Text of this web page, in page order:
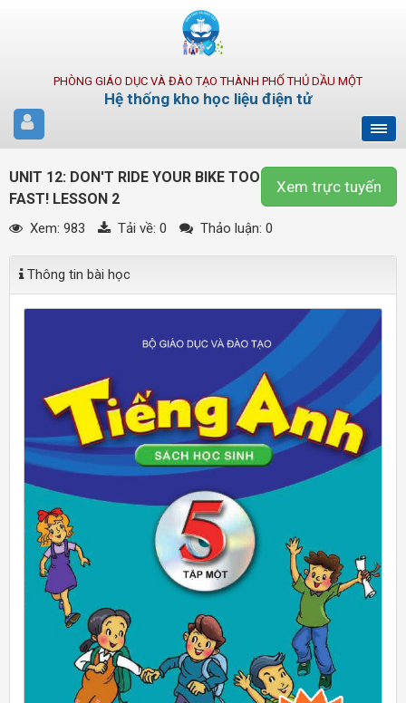
PHÒNG GIÁO DỤC VÀ ĐÀO TẠO THÀNH PHỐ THỦ DẦU MỘT
Hệ thống kho học liệu điện tử
Xem trực tuyến
UNIT 12: DON'T RIDE YOUR BIKE TOO
FAST! LESSON 2
Xem: 983 Tải về: 0 Thảo luận: 0
Thông tin bài học